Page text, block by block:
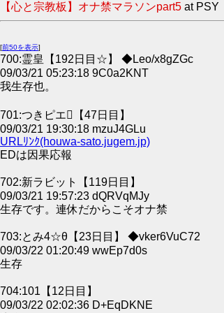
【心と宗教板】オナ禁マラソンpart5 at PSY
[前50を表示]
700:霊皇【192日目☆】 ◆Leo/x8gZGc
09/03/21 05:23:18 9C0a2KNT
我生存也。
701:つきピエ【47日目】
09/03/21 19:30:18 mzuJ4GLu
URLﾘﾝｸ(houwa-sato.jugem.jp)
EDは因果応報
702:新ラビット【119日目】
09/03/21 19:57:23 dQRVqMJy
生存です。連休だからこそオナ禁
703:とみ4☆θ【23日目】 ◆vker6VuC72
09/03/22 01:20:49 wwEp7d0s
生存
704:101【12日目】
09/03/22 02:02:36 D+EqDKNE